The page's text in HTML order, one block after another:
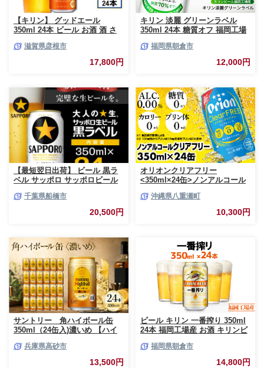
【キリン】 グッドエール
350ml 24本 ビール お酒 酒 さ
芽 ホップ 麦酒 Beer 缶ビール
350ml 24缶 キリンビール アル
滋賀県彦根市
17,800円
キリン 淡麗 グリーンラベル
350ml 24本 糖質オフ 福岡工場
泡酒 送料無料 ギフト 内祝い ケ
福岡県朝倉市
12,000円
【最短翌日出荷】 ビール 黒ラ
ベル サッポロ サッポロビール
箱 おすすめ 人気 ギフト 贈答
千葉県船橋市
20,500円
オリオンクリアフリー
<350ml×24缶>ノンアルコール
ン クリア フリー プリン体ゼロ
糖質ゼロ カロリーゼロ 爽快な
うまさ 炭酸 350ml 24缶 スッキ
沖縄県八重瀬町
10,300円
サントリー 角ハイボール缶
350ml（24缶入)濃いめ 【ハイ
庫県 高砂市 ふるさと納税】
兵庫県高砂市
13,500円
ビール キリン 一番搾り 350ml
24本 福岡工場産 お酒 キリンビ
内祝い ケース 一番搾り麦汁 麦
100％ すみきった味わい
福岡県朝倉市
14,800円